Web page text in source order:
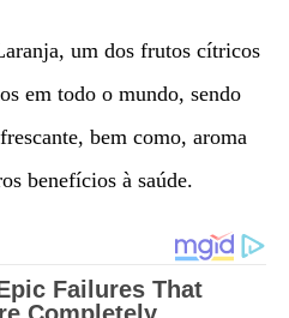
um dos frutos cítricos
em todo o mundo, sendo
bem como, aroma
benefícios à saúde.